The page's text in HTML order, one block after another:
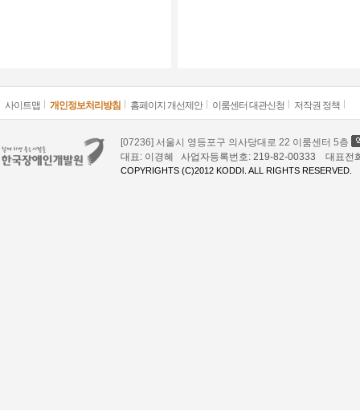
사이트맵 개인정보처리방침 홈페이지 개선제안 이룸센터 대관신청 저작권 정책
[07236] 서울시 영등포구 의사당대로 22 이룸센터 5층
대표: 이경혜 사업자등록번호: 219-82-00333 대표
COPYRIGHTS (C)2012 KODDI. ALL RIGHTS RESERVED.